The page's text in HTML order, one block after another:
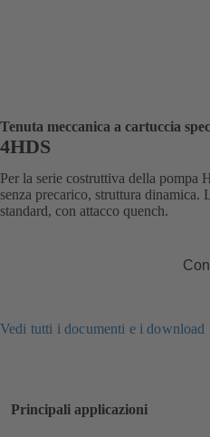
Tenuta meccanica a cartuccia
4HDS
Per la serie costruttiva della
senza precarico, struttura dinamica.
standard, con attacco quench.
Vedi tutti i documenti e i download
Principali applicazioni